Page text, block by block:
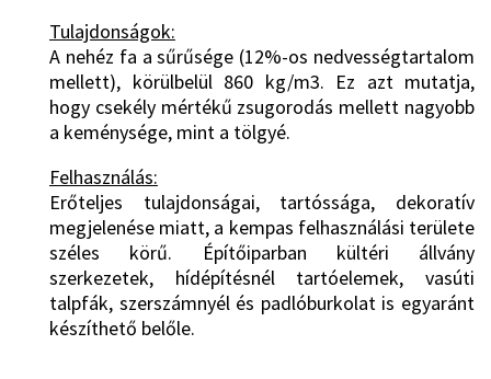
Tulajdonságok:
A nehéz fa a sűrűsége (12%-os nedvességtartalom
mellett), körülbelül 860 kg/m3. Ez azt mutatja,
hogy csekély mértékű zsugorodás mellett nagyobb
a keménysége, mint a tölgyé.
Felhasználás:
Erőteljes tulajdonságai, tartóssága, dekoratív
megjelenése miatt, a kempas felhasználási területe
széles körű. Építőiparban kültéri állvány
szerkezetek, hídépítésnél tartóelemek, vasúti
talpfák, szerszámnyél és padlóburkolat is egyaránt
készíthető belőle.